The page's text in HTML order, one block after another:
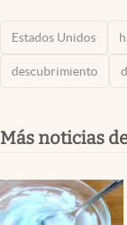
Estados Unidos
descubrimiento
Más noticias